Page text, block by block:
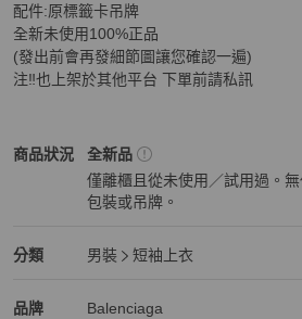
配件:原標籤卡吊牌
全新未使用100%正品
(發出前會再發細節圖讓您確認一遍)
注‼️也上架於其他平台 下單前請私訊
商品狀況
Balenciaga男裝商品狀態與細節
全新品
僅離櫃且從未使用／試用過。
包裝或吊牌。
分類
Balenciaga 男裝 分類資訊
男裝
短袖上衣
品牌
Balenciaga 精品男裝品牌介紹
Balenciaga
Balenciaga 推薦清單